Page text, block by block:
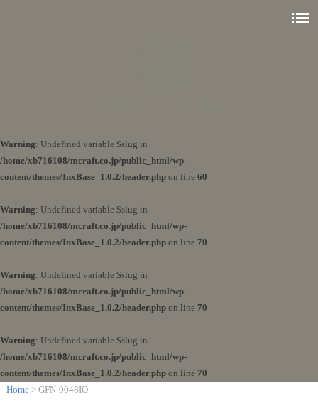
Warning: Undefined variable $slug in
/home/xb716108/mcraft.co.jp/public_html/wp-
content/themes/InxBase_1.0.2/header.php on line 60
Warning: Undefined variable $slug in
/home/xb716108/mcraft.co.jp/public_html/wp-
content/themes/InxBase_1.0.2/header.php on line 70
Warning: Undefined variable $slug in
/home/xb716108/mcraft.co.jp/public_html/wp-
content/themes/InxBase_1.0.2/header.php on line 70
Warning: Undefined variable $slug in
/home/xb716108/mcraft.co.jp/public_html/wp-
content/themes/InxBase_1.0.2/header.php on line 70
Home> GFN-0048IO